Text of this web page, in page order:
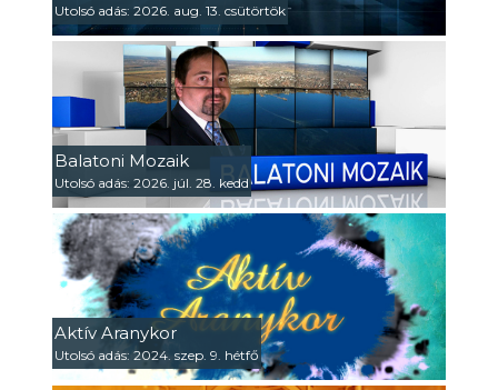
Utolsó adás: 2026. aug. 13. csütörtök
Balatoni Mozaik
Utolsó adás: 2026. júl. 28. kedd
Aktív Aranykor
Utolsó adás: 2024. szep. 9. hétfő